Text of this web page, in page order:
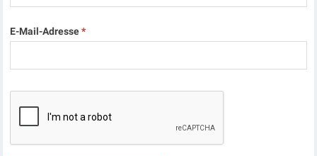
E-Mail-Adresse*